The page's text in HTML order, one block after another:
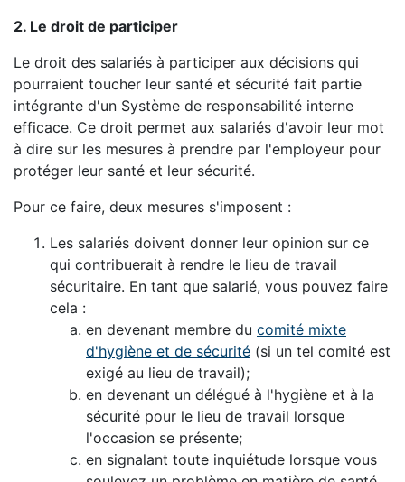
2. Le droit de participer
Le droit des salariés à participer aux décisions qui
pourraient toucher leur santé et sécurité fait partie
intégrante d'un Système de responsabilité interne
efficace. Ce droit permet aux salariés d'avoir leur mot
à dire sur les mesures à prendre par l'employeur pour
protéger leur santé et leur sécurité.
Pour ce faire, deux mesures s'imposent :
Les salariés doivent donner leur opinion sur ce
qui contribuerait à rendre le lieu de travail
sécuritaire. En tant que salarié, vous pouvez faire
cela :
en devenant membre du comité mixte
d'hygiène et de sécurité (si un tel comité est
exigé au lieu de travail);
en devenant un délégué à l'hygiène et à la
sécurité pour le lieu de travail lorsque
l'occasion se présente;
en signalant toute inquiétude lorsque vous